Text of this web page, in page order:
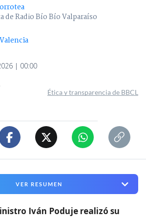
de Radio Bío Bío Valparaíso
| 00:00
Ética y transparencia de BBCL
VER RESUMEN
Iván Poduje realizó su